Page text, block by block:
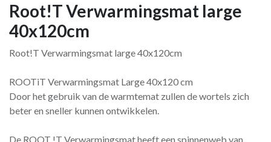
Root!T Verwarmingsmat large
40x120cm
Root!T Verwarmingsmat large 40x120cm
ROOTiT Verwarmingsmat Large 40x120 cm
Door het gebruik van de warmtemat zullen de wortels zich
beter en sneller kunnen ontwikkelen.
De ROOT !T Verwarmingsmat heeft een spinnenweb van